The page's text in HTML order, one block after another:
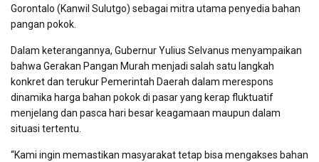
Gorontalo (Kanwil Sulutgo) sebagai mitra utama penyedia bahan
pangan pokok.
Dalam keterangannya, Gubernur Yulius Selvanus menyampaikan
bahwa Gerakan Pangan Murah menjadi salah satu langkah
konkret dan terukur Pemerintah Daerah dalam merespons
dinamika harga bahan pokok di pasar yang kerap fluktuatif
menjelang dan pasca hari besar keagamaan maupun dalam
situasi tertentu.
“Kami ingin memastikan masyarakat tetap bisa mengakses bahan